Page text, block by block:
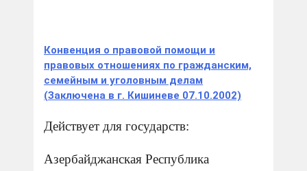
Конвенция о правовой помощи и
правовых отношениях по гражданским,
семейным и уголовным делам
(Заключена в г. Кишиневе 07.10.2002)
Действует для государств:
Азербайджанская Республика